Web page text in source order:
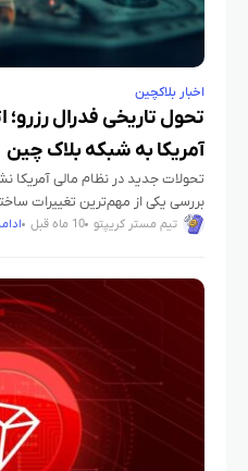
اخبار بلاکچین
تحول تاریخی فدرال
آمریکا به شبکه بلاک چین
تحولات جدید در نظام مالی آمریکا
بررسی یکی از مهم‌ترین تغییرات
می‌تواند مسیر تعامل میان دلار و
تیم مستر کریپتو 10 ماه قبل